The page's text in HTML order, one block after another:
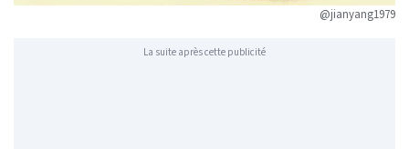
@jianyang1979
La suite après cette publicité